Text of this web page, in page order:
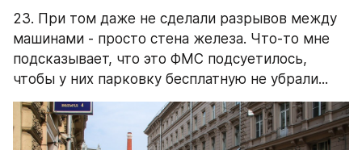
23. При том даже не сделали разрывов между
машинами - просто стена железа. Что-то мне
подсказывает, что это ФМС подсуетилось,
чтобы у них парковку бесплатную не убрали...